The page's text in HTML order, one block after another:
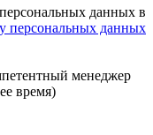
данных в
персональных данных
менеджер
время)